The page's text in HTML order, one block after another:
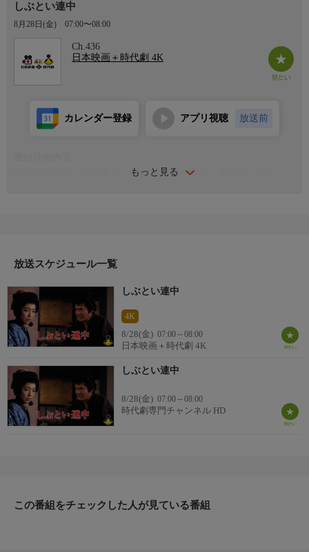
しぶとい連中
8月28日(金) 07:00〜08:00
Ch.436
日本映画＋時代劇 4K
もっと見る
カレンダー登録 アプリ視聴 放送前
始末屋の熊蔵（菅原文太）は、ある夜、橋から身投げしようとし
果林）に出くわし、これを助ける。有り金全てを渡した熊蔵のあ
翌朝目を覚ますと、女は勝手に熊蔵の家に上がりこんで、朝飯ま
で作っていた。追いだそうとする熊蔵だったが、女はまるで子連
れの押しかけ女房のように居付いてしまい、かいがいしく熊蔵の
世話をする……。
放送スケジュール一覧
しぶとい連中
4K
8/28(金) 07:00～08:00
日本映画＋時代劇 4K
しぶとい連中
8/28(金) 07:00～08:00
時代劇専門チャンネル HD
この番組をチェックした人が見ている番組